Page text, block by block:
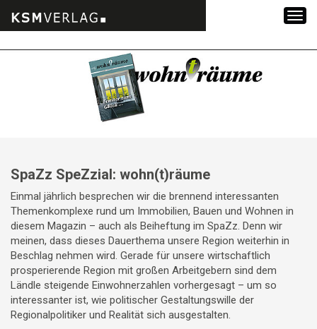
SpaZz SpeZzial: wohn(t)räume
Einmal jährlich besprechen wir die brennend interessanten
Themenkomplexe rund um Immobilien, Bauen und Wohnen in
diesem Magazin – auch als Beiheftung im SpaZz. Denn wir
meinen, dass dieses Dauerthema unsere Region weiterhin in
Beschlag nehmen wird. Gerade für unsere wirtschaftlich
prosperierende Region mit großen Arbeitgebern sind dem
Ländle steigende Einwohnerzahlen vorhergesagt – um so
interessanter ist, wie politischer Gestaltungswille der
Regionalpolitiker und Realität sich ausgestalten.